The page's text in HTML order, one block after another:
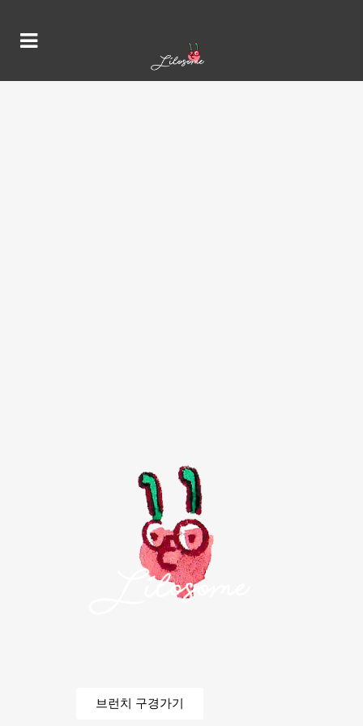
브런치 구경가기